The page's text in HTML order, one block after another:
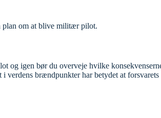
plan om at blive militær pilot.
og igen bør du overveje hvilke
brændpunkter har betydet at